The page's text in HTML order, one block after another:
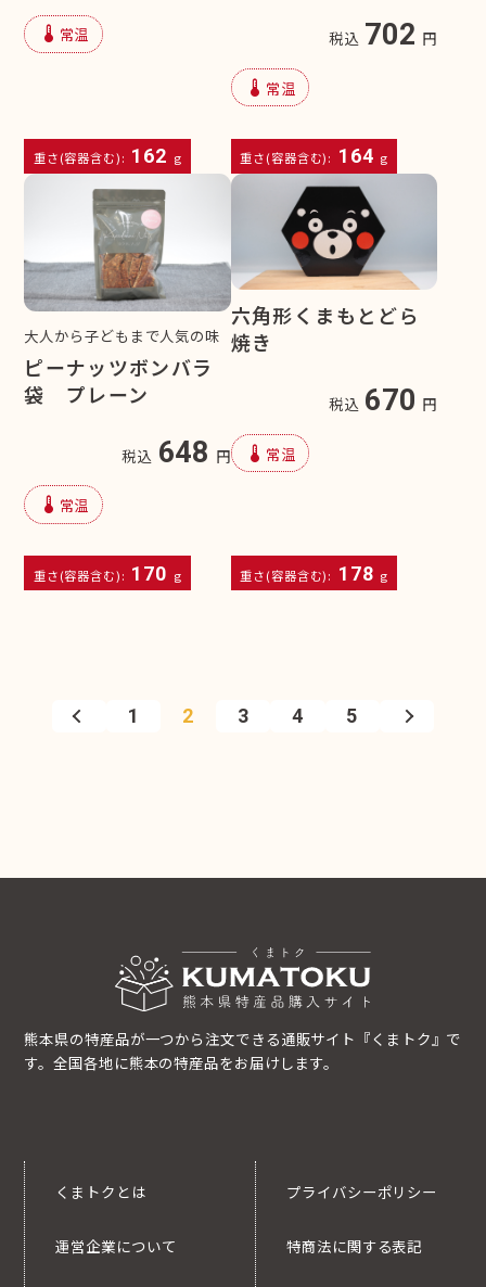
device_thermostat 常温
重さ(容器含む): 162 g
税込 702 円
device_thermostat 常温
重さ(容器含む): 164 g
大人から子どもまで人気の味
ピーナッツボンバラ
袋 プレーン
税込 648 円
device_thermostat 常温
重さ(容器含む): 170 g
六角形くまもとどら
焼き
税込 670 円
device_thermostat 常温
重さ(容器含む): 178 g
1 2 3 4 5
熊本県の特産品が一つから注文できる通販サイト『くまトク』で
す。全国各地に熊本の特産品をお届けします。
くまトクとは
運営企業について
プライバシーポリシー
特商法に関する表記